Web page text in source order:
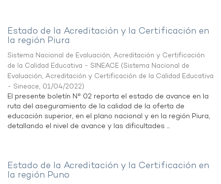
Estado de la Acreditación y la Certificación en
la región Piura
Sistema Nacional de Evaluación, Acreditación y Certificación
de la Calidad Educativa - SINEACE (Sistema Nacional de
Evaluación, Acreditación y Certificación de la Calidad Educativa
- Sineace, 01/04/2022)
El presente boletín N° 02 reporta el estado de avance en la
ruta del aseguramiento de la calidad de la oferta de
educación superior, en el plano nacional y en la región Piura,
detallando el nivel de avance y las dificultades ...
Estado de la Acreditación y la Certificación en
la región Puno